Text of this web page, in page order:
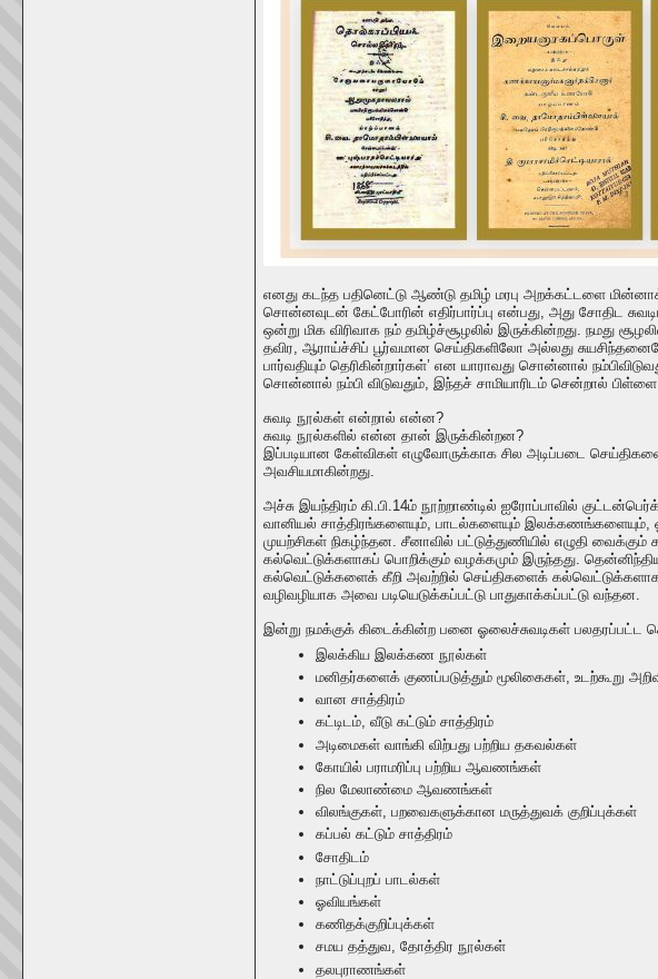
எனது கடந்த பதினெட்டு ஆண்டு தமிழ் மரபு அறக்கட்டளை
சொன்னவுடன் கேட்போரின் எதிர்பார்ப்பு என்பது, அது சோதிட
ஒன்று மிக விரிவாக நம் தமிழ்ச்சூழலில் இருக்கின்றது. நமது
தவிர, ஆராய்ச்சிப் பூர்வமான செய்திகளிலோ அல்லது
பார்வதியும் தெரிகின்றார்கள்’ என யாராவது சொன்னால்
சொன்னால் நம்பி விடுவதும், இந்தச் சாமியாரிடம் சென்றால் பிள்ளை
சுவடி நூல்கள் என்றால் என்ன?
சுவடி நூல்களில் என்ன தான் இருக்கின்றன?
இப்படியான கேள்விகள் எழுவோருக்காக சில அடிப்படை
அவசியமாகின்றது.
அச்சு இயந்திரம் கி.பி.14ம் நூற்றாண்டில் ஐரோப்பாவில்
வானியல் சாத்திரங்களையும், பாடல்களையும் இலக்கணங்களையும்,
முயற்சிகள் நிகழ்ந்தன. சீனாவில் பட்டுத்துணியில் எழுதி வைக்கும்
கல்வெட்டுக்களாகப் பொறிக்கும் வழக்கமும் இருந்தது.
கல்வெட்டுக்களைக் கீறி அவற்றில் செய்திகளைக்
வழிவழியாக அவை படியெடுக்கப்பட்டு பாதுகாக்கப்பட்டு வந்தன.
இன்று நமக்குக் கிடைக்கின்ற பனை ஓலைச்சுவடிகள்
இலக்கிய இலக்கண நூல்கள்
மனிதர்களைக் குணப்படுத்தும் மூலிகைகள், உடற்கூறு
வான சாத்திரம்
கட்டிடம், வீடு கட்டும் சாத்திரம்
அடிமைகள் வாங்கி விற்பது பற்றிய தகவல்கள்
கோயில் பராமரிப்பு பற்றிய ஆவணங்கள்
நில மேலாண்மை ஆவணங்கள்
விலங்குகள், பறவைகளுக்கான மருத்துவக் குறிப்புக்கள்
கப்பல் கட்டும் சாத்திரம்
சோதிடம்
நாட்டுப்புறப் பாடல்கள்
ஓவியங்கள்
கணிதக்குறிப்புக்கள்
சமய தத்துவ, தோத்திர நூல்கள்
தலபுராணங்கள்